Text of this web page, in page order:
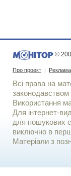
©
Про проект | Реклама
Всі права на
законодавством
Використання
Для iнтернет-
для пошукових
виключно в
Матеріали з